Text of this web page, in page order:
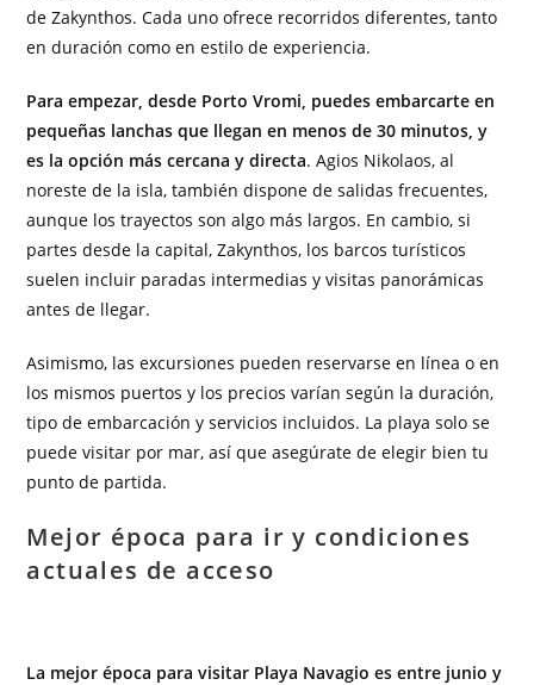
de Zakynthos. Cada uno ofrece recorridos diferentes, tanto
en duración como en estilo de experiencia.
Para empezar, desde Porto Vromi, puedes embarcarte en
pequeñas lanchas que llegan en menos de 30 minutos, y
es la opción más cercana y directa. Agios Nikolaos, al
noreste de la isla, también dispone de salidas frecuentes,
aunque los trayectos son algo más largos. En cambio, si
partes desde la capital, Zakynthos, los barcos turísticos
suelen incluir paradas intermedias y visitas panorámicas
antes de llegar.
Asimismo, las excursiones pueden reservarse en línea o en
los mismos puertos y los precios varían según la duración,
tipo de embarcación y servicios incluidos. La playa solo se
puede visitar por mar, así que asegúrate de elegir bien tu
punto de partida.
Mejor época para ir y condiciones
actuales de acceso
La mejor época para visitar Playa Navagio es entre junio y